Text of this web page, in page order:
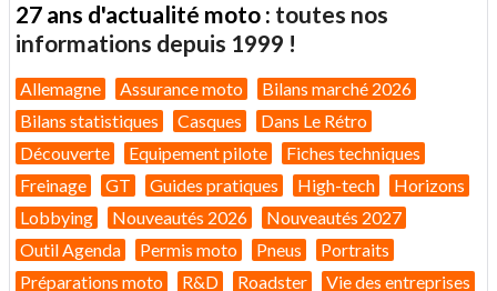
27 ans d'actualité moto : toutes nos
informations depuis 1999 !
Allemagne Assurance moto
Bilans marché 2026
Bilans statistiques
Casques
Dans Le Rétro
Découverte
Equipement pilote
Fiches techniques
Freinage
GT Guides pratiques High-tech
Horizons
Lobbying
Nouveautés 2026
Nouveautés 2027
Outil Agenda
Permis moto Pneus
Portraits
Préparations moto
R&D Roadster Vie des entreprises